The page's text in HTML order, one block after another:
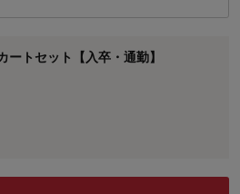
ートセット【入卒・通勤】